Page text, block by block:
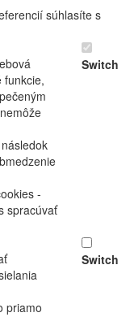
súhlasíte s
funkcie,
-
spracúvať
Switch
priamo
Switch